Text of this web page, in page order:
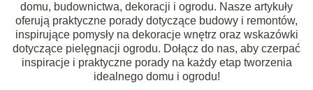
domu, budownictwa, dekoracji i ogrodu. Nasze artykuły
oferują praktyczne porady dotyczące budowy i remontów,
inspirujące pomysły na dekoracje wnętrz oraz wskazówki
dotyczące pielęgnacji ogrodu. Dołącz do nas, aby czerpać
inspiracje i praktyczne porady na każdy etap tworzenia
idealnego domu i ogrodu!